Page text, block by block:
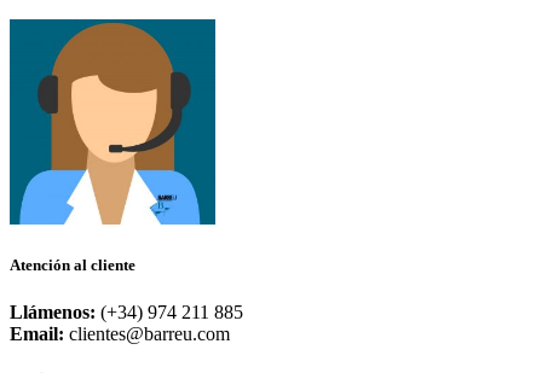
Atención al cliente
Llámenos: (+34) 974 211 885
Email: clientes@barreu.com